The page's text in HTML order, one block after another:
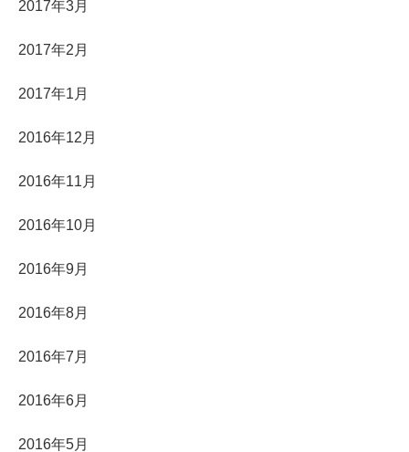
2017年3月
2017年2月
2017年1月
2016年12月
2016年11月
2016年10月
2016年9月
2016年8月
2016年7月
2016年6月
2016年5月